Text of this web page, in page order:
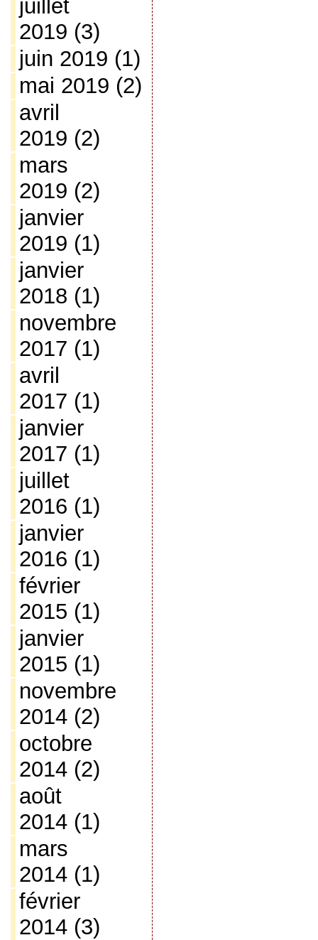
juillet
2019 (3)
juin 2019 (1)
mai 2019 (2)
avril
2019 (2)
mars
2019 (2)
janvier
2019 (1)
janvier
2018 (1)
novembre
2017 (1)
avril
2017 (1)
janvier
2017 (1)
juillet
2016 (1)
janvier
2016 (1)
février
2015 (1)
janvier
2015 (1)
novembre
2014(2)
octobre
2014(2)
août
2014(1)
mars
2014(1)
février
2014(3)